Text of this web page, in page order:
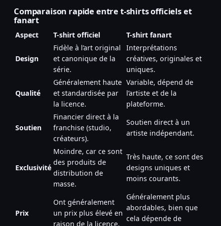
Comparaison rapide entre t-shirts officiels et
fanart
Aspect T-shirt officiel T-shirt fanart
Design
Fidèle à l’art original
et canonique de la
série.
Interprétations
créatives, originales et
uniques.
Qualité
Généralement haute
et standardisée par
la licence.
Variable, dépend de
l’artiste et de la
plateforme.
Soutien
Financier direct à la
franchise (studio,
créateurs).
Soutien direct à un
artiste indépendant.
Exclusivité
Moindre, car ce sont
des produits de
distribution de
masse.
Très haute, ce sont des
designs uniques et
moins courants.
Prix
Ont généralement
un prix plus élevé en
raison de la licence.
Généralement plus
abordables, bien que
cela dépende de